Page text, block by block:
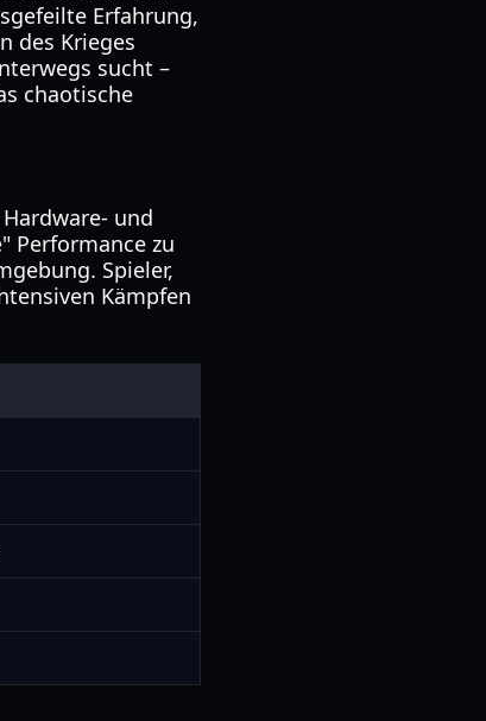
Erfahrung,
des Krieges
sucht –
chaotische
und
Performance zu
Spieler,
Kämpfen